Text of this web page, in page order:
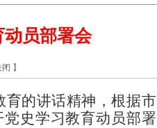
员部署会
闭 】
育的讲话精神，根据市
史学习教育动员部署